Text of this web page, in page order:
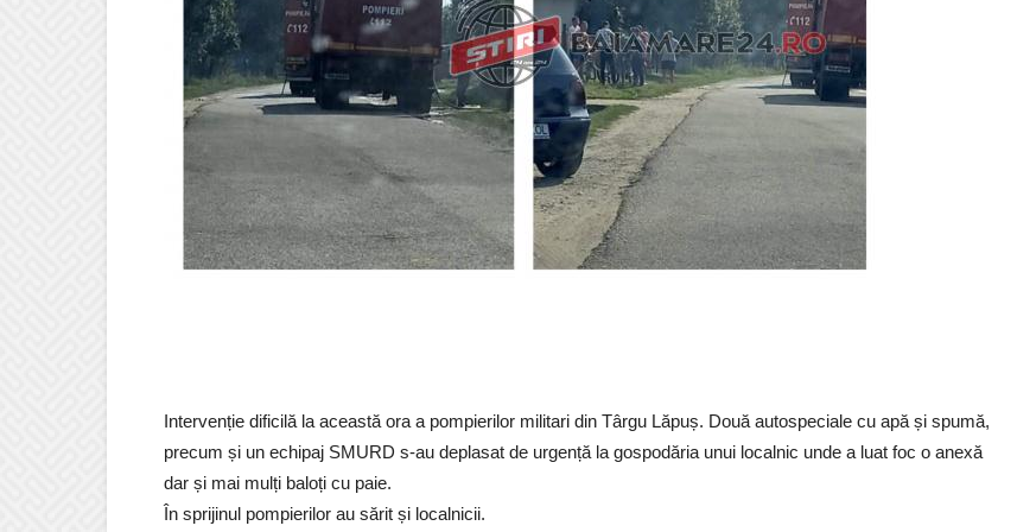
Intervenție dificilă la această ora a pompierilor militari din Târgu Lăpuș. Două autospeciale cu apă și spumă,
precum și un echipaj SMURD s-au deplasat de urgență la gospodăria unui localnic unde a luat foc o anexă
dar și mai mulți baloți cu paie.
În sprijinul pompierilor au sărit și localnicii.